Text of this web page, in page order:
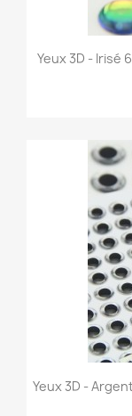
Yeux 3D - Irisé
Yeux 3D -